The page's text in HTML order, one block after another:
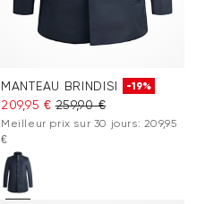
MANTEAU BRINDISI -19%
209,95 € 259,90 €
Meilleur prix sur 30 jours: 209,95
€